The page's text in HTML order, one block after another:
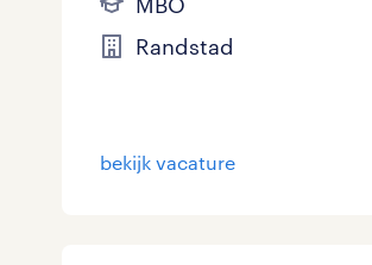
Randstad
bekijk vacature